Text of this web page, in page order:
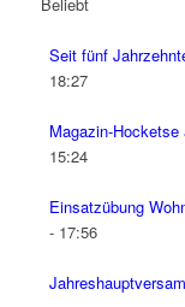
Seit fünf
18:27
Magazin-
15:24
Einsatzübung
- 17:56